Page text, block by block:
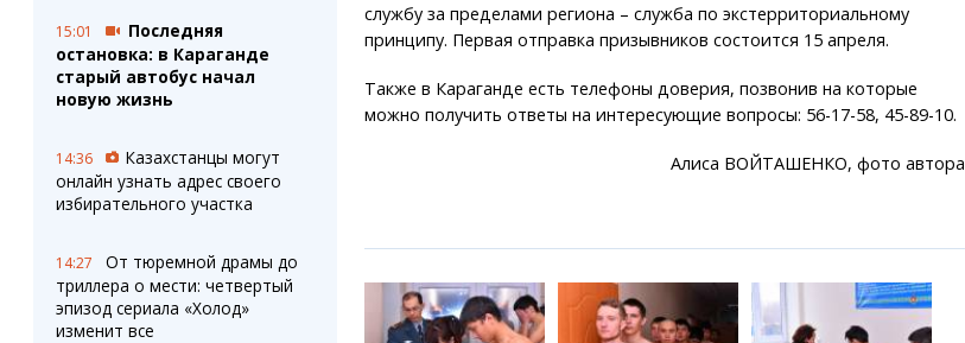
15:01
Последняя
остановка: в Караганде
старый автобус начал
новую жизнь
14:36
Казахстанцы могут
онлайн узнать адрес своего
избирательного участка
14:27
От тюремной драмы до
триллера о мести: четвертый
эпизод сериала «Холод»
изменит все
службу за пределами региона – служба по экстерриториальному
принципу. Первая отправка призывников состоится 15 апреля.
Также в Караганде есть телефоны доверия, позвонив на которые
можно получить ответы на интересующие вопросы: 56-17-58, 45-89-10.
Алиса ВОЙТАШЕНКО, фото автора